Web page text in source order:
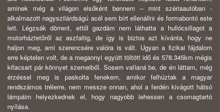
aminek még a világon elsőként bennem – mint szériaautóban -
alkalmazott nagyszilárdságú acél sem bírt ellenállni és formabontó este
lett. Légzsák dörrent, ettől gazdám nem láthatta a hullócsillagot a
motorháztetőről az aszfaltig, de így is biztos azt kívánta, hogy ne
haljon meg, ami szerencsére valóra is vált. Ugyan a fizikai fájdalom
erre képtelen volt, de a megannyi együtt töltött idő és 578.345km mégis
kifacsart pár könnyet szemeiből. Sosem vallaná be, de én láttam, még
érzéssel meg is paskolta fenekem, amikor felhúztak a magyar
rendszámos trélerre, nem messze onnan, ahol a ferdén kivágott hátsó
lámpáim helyezkednek el, hogy nagyobb lehessen a csomagtartó
nyílása.